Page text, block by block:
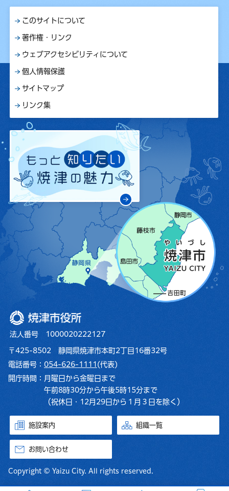
このサイトについて
著作権・リンク
ウェブアクセシビリティについて
個人情報保護
サイトマップ
リンク集
焼津市役所
法人番号 1000020222127
〒425-8502 静岡県焼津市本町2丁目16番32号
電話番号： 054-626-1111 (代表)
開庁時間： 月曜日から金曜日まで
午前8時30分から午後5時15分まで
（祝休日・12月29日から１月３日を除く）
施設案内 組織一覧
お問い合わせ
Copyright © Yaizu City. All rights reserved.